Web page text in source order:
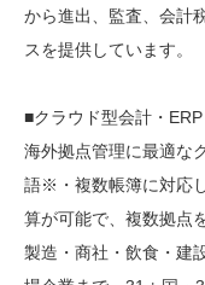
から進出、監査、会計
スを提供しています。
■クラウド型会計・
海外拠点管理に最適な
語※・複数帳簿に対応
算が可能で、複数拠点
製造・商社・飲食・建